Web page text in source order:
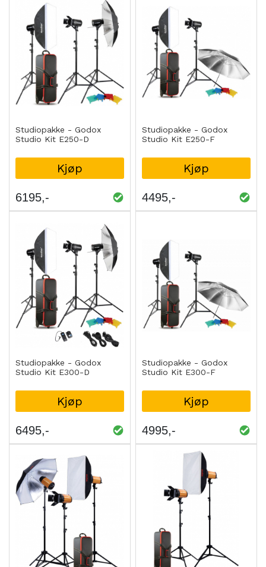
Studiopakke - Godox
Studio Kit E250-D
Kjøp
6195
Studiopakke - Godox
Studio Kit E250-F
Kjøp
4495
Studiopakke - Godox
Studio Kit E300-D
Kjøp
6495
Studiopakke - Godox
Studio Kit E300-F
Kjøp
4995